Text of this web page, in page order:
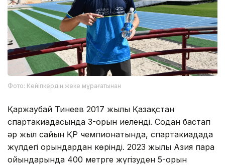
Фото: Кейіпкердің жеке мұрағатынан
Қаржаубай Тинеев 2017 жылы Қазақстан
спартакиадасында 3-орын иеленді. Содан бастап
әр жыл сайын ҚР чемпионатында, спартакиадада
жүлдегі орындардан көрінді. 2023 жылы Азия пара
ойындарында 400 метрге жүгізуден 5-орын